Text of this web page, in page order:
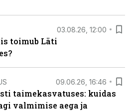
03.08.26, 12:00
toimub Läti
09.06.26, 16:46
taimekasvatuses: kuidas
valmimise aega ja